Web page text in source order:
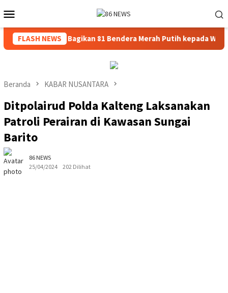
ke
kontenMobile
FLASH NEWS
PJR BSD Bagikan 81 Bendera Merah Putih kepada Warga
Beranda KABAR NUSANTARA
Ditpolairud Polda Kalteng Laksanakan
Patroli Perairan di Kawasan Sungai
Barito
86 NEWS
25/04/2024
202 Dilihat